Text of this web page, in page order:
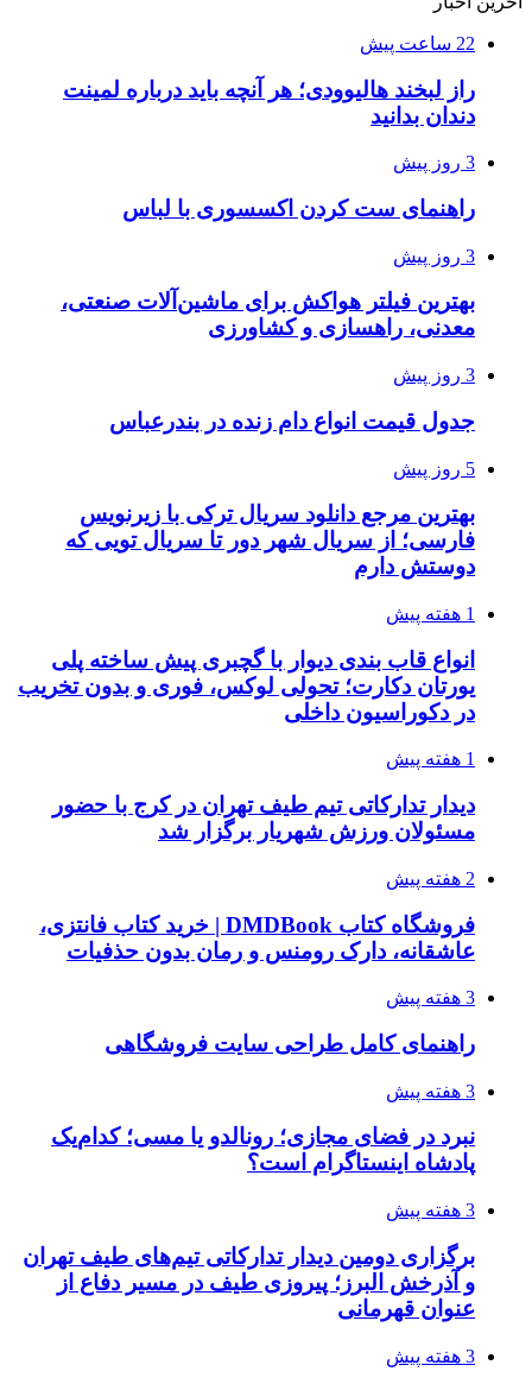
22 ساعت پیش
راز لبخند هالیوودی؛ هر آنچه باید درباره لمینت
دندان بدانید
3 روز پیش
راهنمای ست کردن اکسسوری با لباس
3 روز پیش
بهترین فیلتر هواکش برای ماشین‌آلات صنعتی،
معدنی، راهسازی و کشاورزی
3 روز پیش
جدول قیمت انواع دام زنده در بندرعباس
5 روز پیش
بهترین مرجع دانلود سریال ترکی با زیرنویس
فارسی؛ از سریال شهر دور تا سریال تویی که
دوستش دارم
1 هفته پیش
انواع قاب بندی دیوار با گچبری پیش ساخته پلی
یورتان دکارت؛ تحولی لوکس، فوری و بدون تخریب
در دکوراسیون داخلی
1 هفته پیش
دیدار تدارکاتی تیم طیف تهران در کرج با حضور
مسئولان ورزش شهریار برگزار شد
2 هفته پیش
فروشگاه کتاب DMDBook | خرید کتاب فانتزی،
عاشقانه، دارک رومنس و رمان بدون حذفیات
3 هفته پیش
راهنمای کامل طراحی سایت فروشگاهی
3 هفته پیش
نبرد در فضای مجازی؛ رونالدو یا مسی؛ کدام‌یک
پادشاه اینستاگرام است؟
3 هفته پیش
برگزاری دومین دیدار تدارکاتی تیم‌های طیف تهران
و آذرخش البرز؛ پیروزی طیف در مسیر دفاع از
عنوان قهرمانی
3 هفته پیش